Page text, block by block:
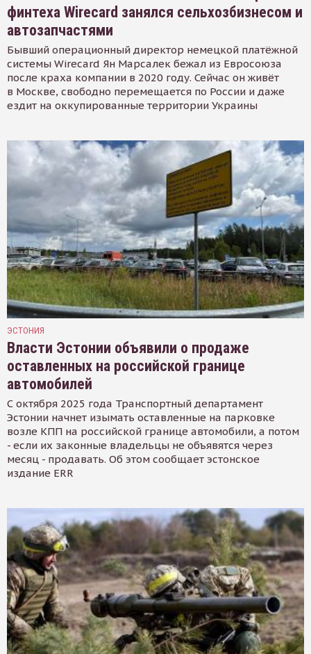
финтеха Wirecard занялся сельхозбизнесом и
автозапчастями
Бывший операционный директор немецкой платёжной
системы Wirecard Ян Марсалек бежал из Евросоюза
после краха компании в 2020 году. Сейчас он живёт
в Москве, свободно перемещается по России и даже
ездит на оккупированные территории Украины
ЭСТОНИЯ
Власти Эстонии объявили о продаже
оставленных на российской границе
автомобилей
С октября 2025 года Транспортный департамент
Эстонии начнет изымать оставленные на парковке
возле КПП на российской границе автомобили, а потом
- если их законные владельцы не объявятся через
месяц - продавать. Об этом сообщает эстонское
издание ERR